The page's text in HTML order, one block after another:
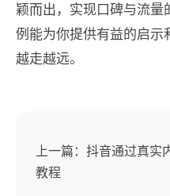
颖而出，实现口碑与流量
例能为你提供有益的启示
越走越远。
上一篇：抖音通过真
教程